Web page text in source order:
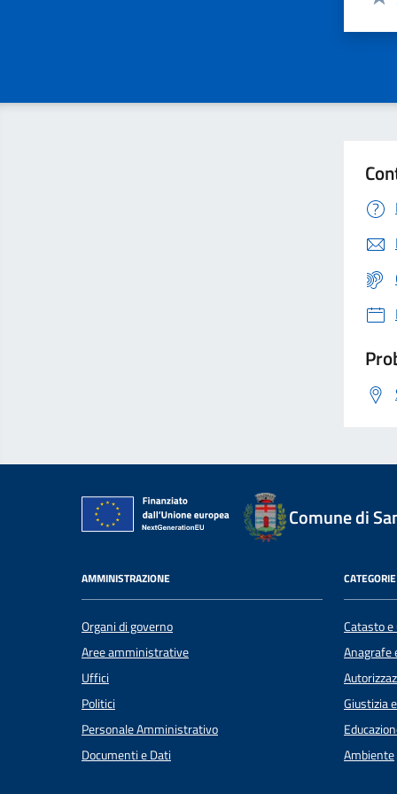
Comune di
AMMINISTRAZIONE
Organi di governo
Aree amministrative
Uffici
Politici
Personale Amministrativo
Documenti e Dati
Catasto
Anagrafe
Giustizia
Ambiente